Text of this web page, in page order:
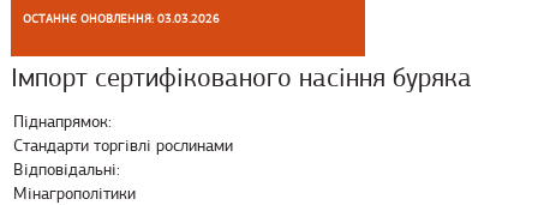
ОСТАННЄ ОНОВЛЕННЯ: 03.03.2026
Імпорт сертифікованого насіння буряка
Піднапрямок:
Стандарти торгівлі рослинами
Відповідальні:
Мінагрополітики